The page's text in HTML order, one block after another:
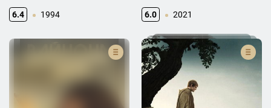
6.4 1994 6.0 2021